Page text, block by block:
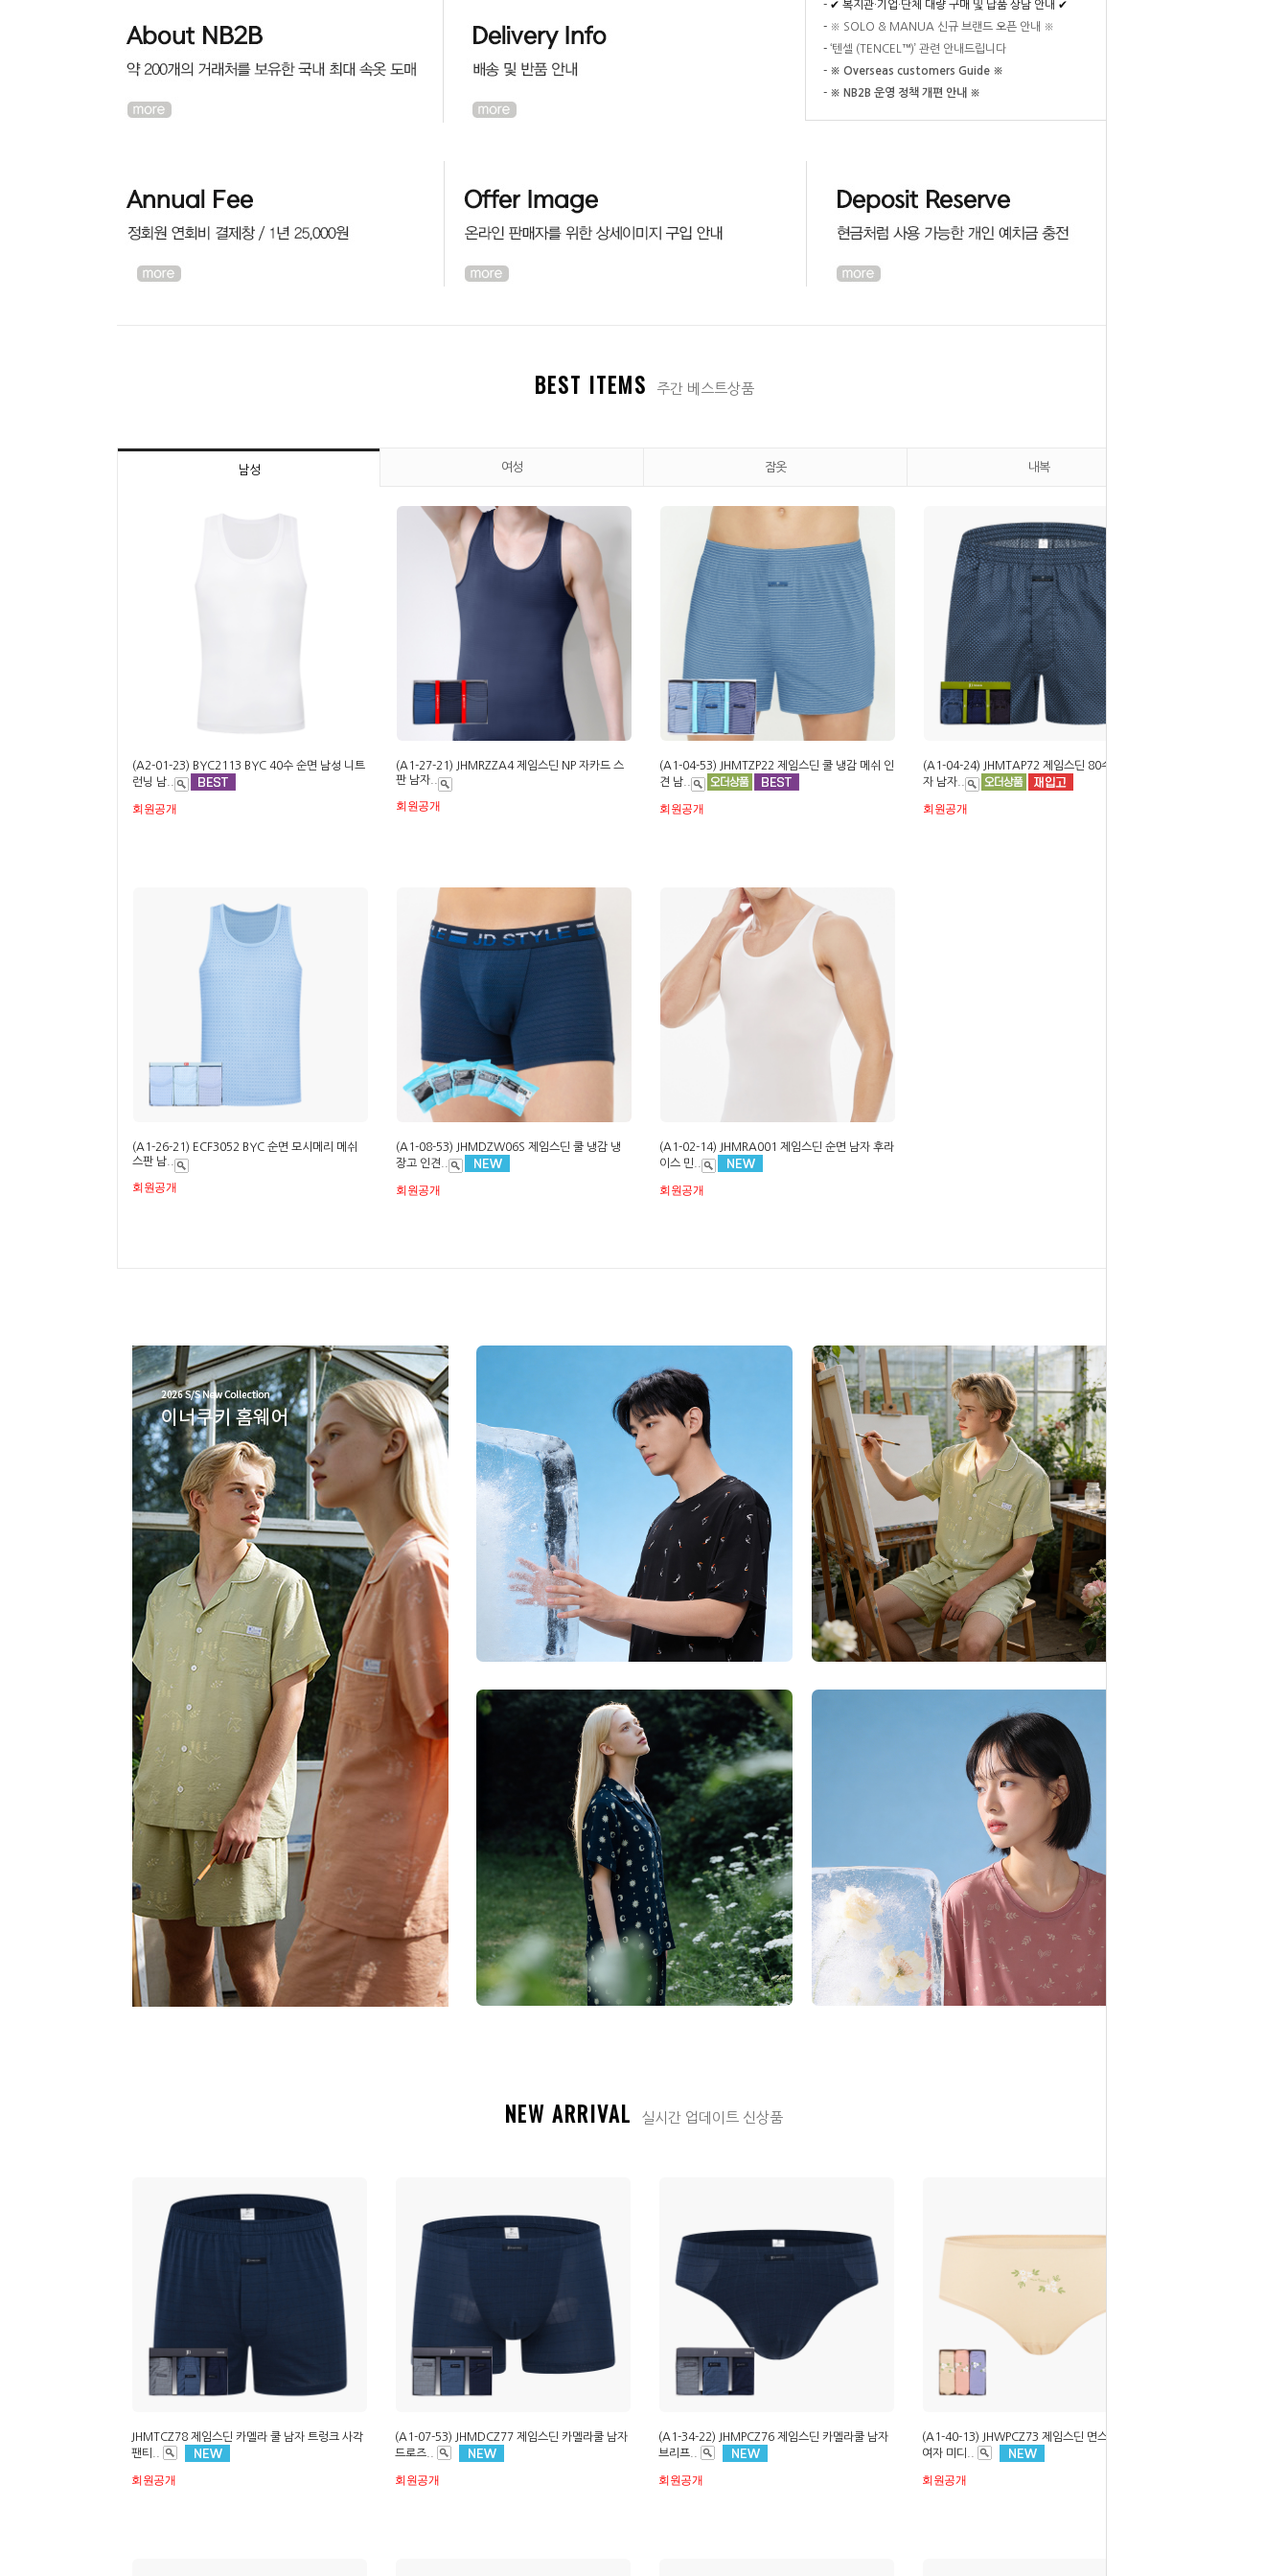
- ✔ 복지관·기업·단체 대량 구매 및 납품 상담 안내 ✔
- ※ SOLO & MANUA 신규 브랜드 오픈 안내 ※
- ‘텐셀 (TENCEL™)’ 관련 안내드립니다
- ※ Overseas customers Guide ※
- ※ NB2B 운영 정책 개편 안내 ※
BEST ITEMS 주간 베스트상품
남성 여성 잠옷 내복
(A2-01-23) BYC2113 BYC 40수 순면 남성 니트
런닝 남..
회원공개
(A1-27-21) JHMRZZA4 제임스딘 NP 자카드 스
판 남자..
회원공개
(A1-04-53) JHMTZP22 제임스딘 쿨 냉감 메쉬 인
견 남..
회원공개
(A1-04-24) JHMTAP72 제임스딘 80수 순면 주
자 남자..
회원공개
(A1-26-21) ECF3052 BYC 순면 모시메리 메쉬
스판 남..
회원공개
(A1-08-53) JHMDZW06S 제임스딘 쿨 냉감 냉
장고 인견..
회원공개
(A1-02-14) JHMRA001 제임스딘 순면 남자 후라
이스 민..
회원공개
(C2-04-09) NMS6C15 쿨쿨웨어 냉감 남자 투칸 여름 홈..
회원공개
(C2-04-03) MHS6213 이너쿠키 인견 남자 여름 반팔 잠..
회원공개
(C2-05-04) WHS6224 이너쿠키 인견 여자 여름 반팔 잠..
회원공개
(C2-05-08) NWS6C24 쿨쿨웨어 냉감 여자 리프 여름 홈..
회원공개
NEW ARRIVAL 실시간 업데이트 신상품
JHMTCZ78 제임스딘 카멜라 쿨 남자 트렁크 사각
팬티..
회원공개
(A1-07-53) JHMDCZ77 제임스딘 카멜라쿨 남자
드로즈..
회원공개
(A1-34-22) JHMPCZ76 제임스딘 카멜라쿨 남자
브리프..
회원공개
(A1-40-13) JHWPCZ73 제임스딘 면스판 60수
여자 미디..
회원공개